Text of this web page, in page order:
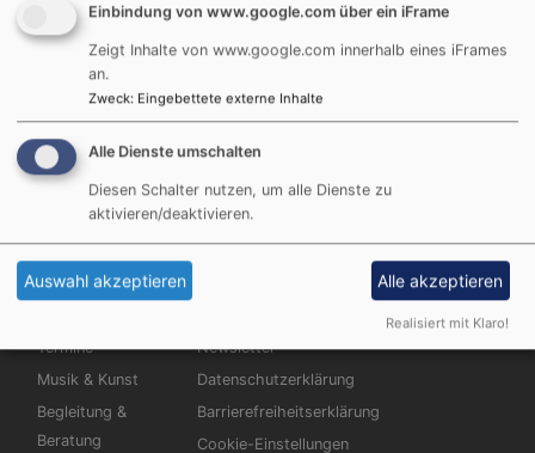
von 8 bis 14 Jahren. Komm an "Bord" und erlebe eine
unvergessliche Sommerferienwoche!
Hauptnavigation
St. Johannis
Termine
Musik & Kunst
Begleitung &
Beratung
Fußbereichsmenü
Newsletter
Datenschutzerklärung
Barrierefreiheitserklärung
Cookie-Einstellungen
Anmelden
Einbindung von www.google.com über ein iFrame
Zeigt Inhalte von www.google.com innerhalb eines iFrames
an.
Zweck: Eingebettete externe Inhalte
Alle Dienste umschalten
Diesen Schalter nutzen, um alle Dienste zu
aktivieren/deaktivieren.
Auswahl akzeptieren Alle akzeptieren
Realisiert mit Klaro!